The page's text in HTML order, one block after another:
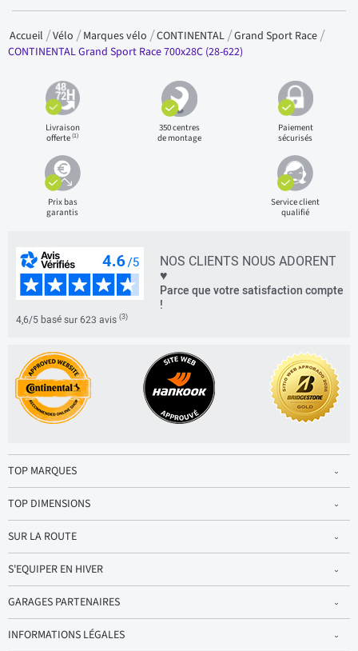
Accueil Vélo Marques vélo CONTINENTAL Grand Sport Race
CONTINENTAL Grand Sport Race 700x28C (28-622)
Livraison
offerte(1)
350 centres
de montage
Paiement
sécurisés
Prix bas
garantis
Service client
qualifié
NOS CLIENTS NOUS ADORENT
♥
Parce que votre satisfaction compte
!
4,6/5 basé sur 623 avis (3)
TOP MARQUES
TOP DIMENSIONS
SUR LA ROUTE
S'EQUIPER EN HIVER
GARAGES PARTENAIRES
INFORMATIONS LÉGALES